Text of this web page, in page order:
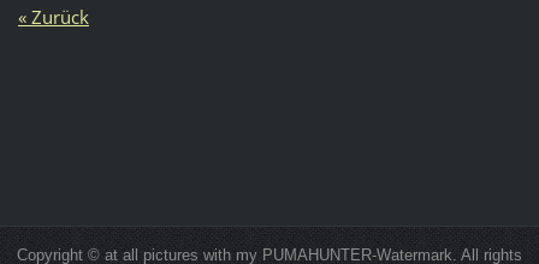
« Zurück
Copyright © at all pictures with my PUMAHUNTER-Watermark. All rights